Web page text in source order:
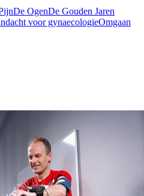
De OgenDe Gouden Jaren
voor gynaecologieOmgaan